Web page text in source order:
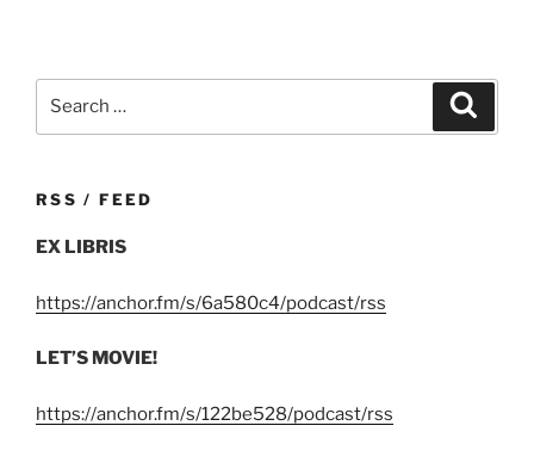
RSS / FEED
EX LIBRIS
https://anchor.fm/s/6a580c4/podcast/rss
LET’S MOVIE!
https://anchor.fm/s/122be528/podcast/rss